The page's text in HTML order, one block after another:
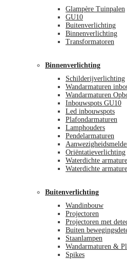
Glampère Tuinpalen
GU10
Buitenverlichting
Binnenverlichting
Transformatoren
Binnenverlichting
Schilderijverlichting
Wandarmaturen
Wandarmaturen
Inbouwspots GU10
Led inbouwspots
Plafondarmaturen
Lamphouders
Pendelarmaturen
Oriëntatieverlichting
Waterdichte
Waterdichte
Buitenverlichting
Wandinbouw
Projectoren
Projectoren met
Buiten
Staanlampen
Wandarmaturen &
Spikes